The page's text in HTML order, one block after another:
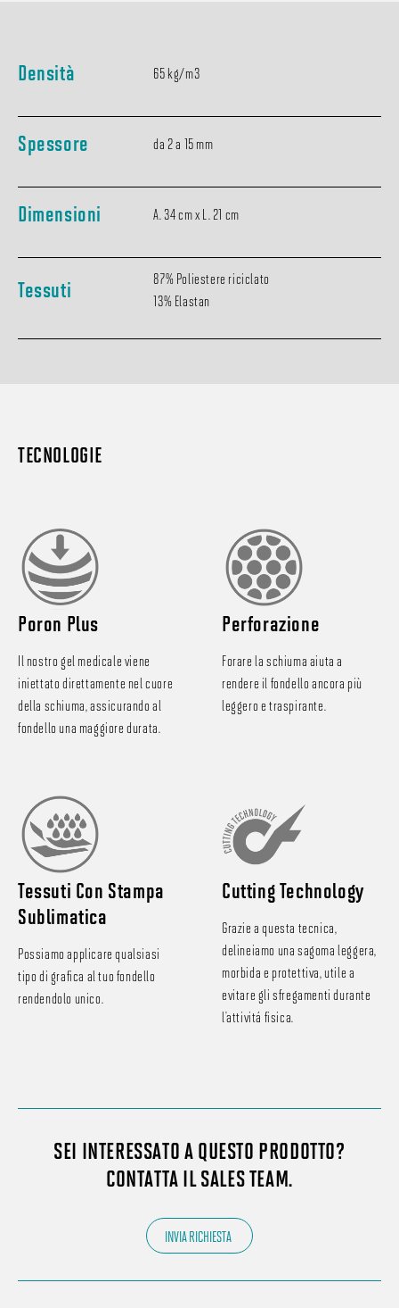
Densità 65 kg/m3
Spessore da 2 a 15 mm
Dimensioni A. 34 cm x L. 21 cm
Tessuti
87% Poliestere riciclato
13% Elastan
TECNOLOGIE
Poron Plus
Il nostro gel medicale viene
iniettato direttamente nel cuore
della schiuma, assicurando al
fondello una maggiore durata.
Perforazione
Forare la schiuma aiuta a
rendere il fondello ancora più
leggero e traspirante.
Tessuti Con Stampa
Sublimatica
Possiamo applicare qualsiasi
tipo di grafica al tuo fondello
rendendolo unico.
Cutting Technology
Grazie a questa tecnica,
delineiamo una sagoma leggera,
morbida e protettiva, utile a
evitare gli sfregamenti durante
l’attività fisica.
SEI INTERESSATO A QUESTO PRODOTTO?
CONTATTA IL SALES TEAM.
INVIA RICHIESTA